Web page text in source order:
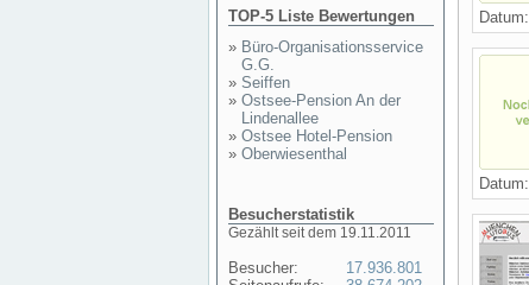
TOP-5 Liste Bewertungen
» Büro-Organisationsservice
G.G.
» Seiffen
» Ostsee-Pension An der
Lindenallee
» Ostsee Hotel-Pension
» Oberwiesenthal
Besucherstatistik
Gezählt seit dem 19.11.2011
Besucher:
17.936.801
Datum:
Datum: